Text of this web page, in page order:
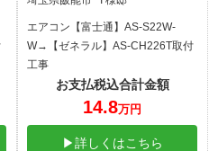
エアコン【富士通】AS-S22W-
W→【ゼネラル】AS-CH226T取付
工事
お支払税込合計金額
14.8万円
▶詳しくはこちら